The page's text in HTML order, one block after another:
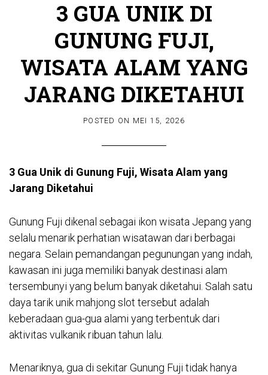
3 GUA UNIK DI
GUNUNG FUJI,
WISATA ALAM YANG
JARANG DIKETAHUI
POSTED ON MEI 15, 2026
3 Gua Unik di Gunung Fuji, Wisata Alam yang
Jarang Diketahui
Gunung Fuji dikenal sebagai ikon wisata Jepang yang
selalu menarik perhatian wisatawan dari berbagai
negara. Selain pemandangan pegunungan yang indah,
kawasan ini juga memiliki banyak destinasi alam
tersembunyi yang belum banyak diketahui. Salah satu
daya tarik unikmahjong slot tersebut adalah
keberadaan gua-gua alami yang terbentuk dari
aktivitas vulkanik ribuan tahun lalu.
Menariknya, gua di sekitar Gunung Fuji tidak hanya